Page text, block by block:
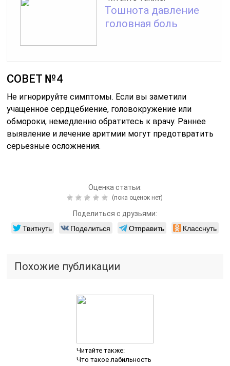
Тошнота давление
головная боль
СОВЕТ №4
Не игнорируйте симптомы. Если вы заметили
учащенное сердцебиение, головокружение или
обмороки, немедленно обратитесь к врачу. Раннее
выявление и лечение аритмии могут предотвратить
серьезные осложнения.
Оценка статьи:
(пока оценок нет)
Поделиться с друзьями:
Твитнуть Поделиться Отправить Класснуть
Похожие публикации
Читайте также:
Что такое лабильность